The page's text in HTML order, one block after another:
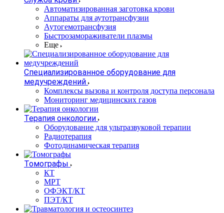
Автоматизированная заготовка крови
Аппараты для аутотрансфузии
Аутогемотрансфузия
Быстрозамораживатели плазмы
Еще
Специализированное оборудование для
медучреждений
Комплексы вызова и контроля доступа персонала
Мониторинг медицинских газов
Терапия онкологии
Оборудование для ультразвуковой терапии
Радиотерапия
Фотодинамическая терапия
Томографы
КТ
МРТ
ОФЭКТ/КТ
ПЭТ/КТ